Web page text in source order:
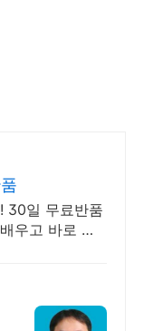
30일 무료반품
우고 바로 실